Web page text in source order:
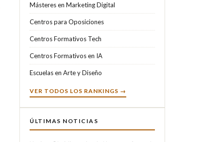
Másteres en Marketing Digital
Centros para Oposiciones
Centros Formativos Tech
Centros Formativos en IA
Escuelas en Arte y Diseño
VER TODOS LOS RANKINGS →
ÚLTIMAS NOTICIAS